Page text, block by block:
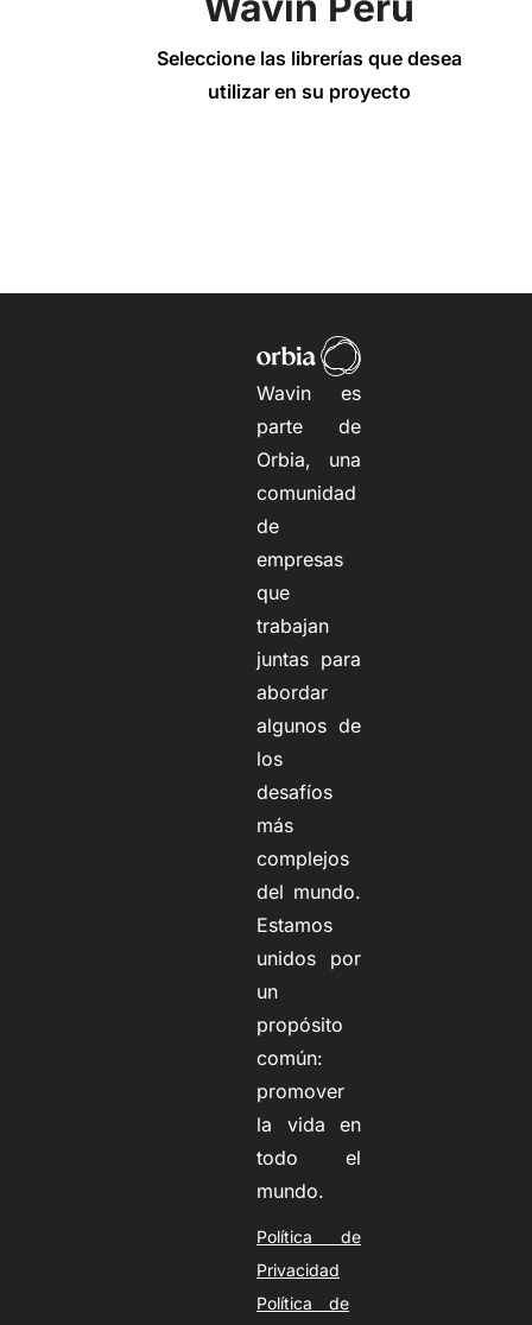
Seleccione las librerías que desea
utilizar en su proyecto
Wavin es
parte de
Orbia, una
comunidad
de
empresas
que
trabajan
juntas para
abordar
algunos de
los
desafíos
más
complejos
del mundo.
Estamos
unidos por
un
propósito
común:
promover
la vida en
todo el
mundo.
Política de
Privacidad
Política de